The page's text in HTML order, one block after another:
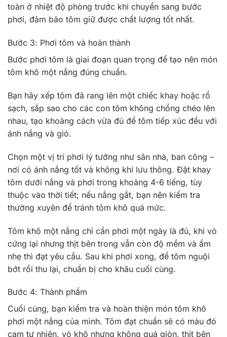
toàn ở nhiệt độ phòng trước khi chuyển sang bước
phơi, đảm bảo tôm giữ được chất lượng tốt nhất.
Bước 3: Phơi tôm và hoàn thành
Bước phơi tôm là giai đoạn quan trọng để tạo nên món
tôm khô một nắng đúng chuẩn.
Bạn hãy xếp tôm đã rang lên một chiếc khay hoặc rổ
sạch, sắp sao cho các con tôm không chồng chéo lên
nhau, tạo khoảng cách vừa đủ để tôm tiếp xúc đều với
ánh nắng và gió.
Chọn một vị trí phơi lý tưởng như sân nhà, ban công –
nơi có ánh nắng tốt và không khí lưu thông. Đặt khay
tôm dưới nắng và phơi trong khoảng 4-6 tiếng, tùy
thuộc vào thời tiết; nếu nắng gắt, bạn nên kiểm tra
thường xuyên để tránh tôm khô quá mức.
Tôm khô một nắng chỉ cần phơi một ngày là đủ, khi vỏ
cứng lại nhưng thịt bên trong vẫn còn độ mềm và ẩm
nhẹ thì đạt yêu cầu. Sau khi phơi xong, để tôm nguội
bớt rồi thu lại, chuẩn bị cho khâu cuối cùng.
Bước 4: Thành phẩm
Cuối cùng, bạn kiểm tra và hoàn thiện món tôm khô
phơi một nắng của mình. Tôm đạt chuẩn sẽ có màu đỏ
cam tự nhiên, vỏ khô nhưng không quá giòn, thịt bên